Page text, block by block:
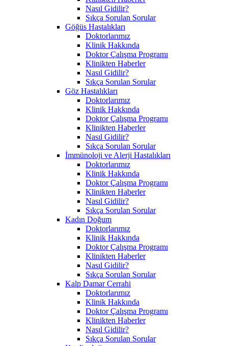
Nasıl Gidilir?
Sıkça Sorulan Sorular
Göğüs Hastalıkları
Doktorlarımız
Klinik Hakkında
Doktor Çalışma Programı
Klinikten Haberler
Nasıl Gidilir?
Sıkça Sorulan Sorular
Göz Hastalıkları
Doktorlarımız
Klinik Hakkında
Doktor Çalışma Programı
Klinikten Haberler
Nasıl Gidilir?
Sıkça Sorulan Sorular
İmmünoloji ve Alerji Hastalıkları
Doktorlarımız
Klinik Hakkında
Doktor Çalışma Programı
Klinikten Haberler
Nasıl Gidilir?
Sıkça Sorulan Sorular
Kadın Doğum
Doktorlarımız
Klinik Hakkında
Doktor Çalışma Programı
Klinikten Haberler
Nasıl Gidilir?
Sıkça Sorulan Sorular
Kalp Damar Cerrahi
Doktorlarımız
Klinik Hakkında
Doktor Çalışma Programı
Klinikten Haberler
Nasıl Gidilir?
Sıkça Sorulan Sorular